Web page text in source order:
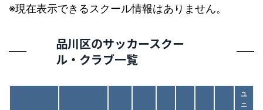
※現在表示できるスクール情報はありません。
品川区のサッカースクー
ル・クラブ一覧
ユ
ニ